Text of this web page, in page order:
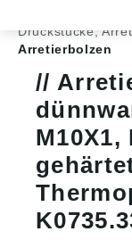
Druckstücke,
Arretierbolzen